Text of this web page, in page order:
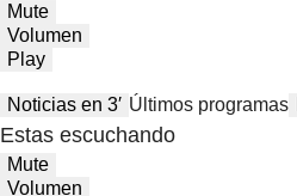
Mute
Volumen
Play
Noticias en 3′ Últimos programas
Estas escuchando
Mute
Volumen